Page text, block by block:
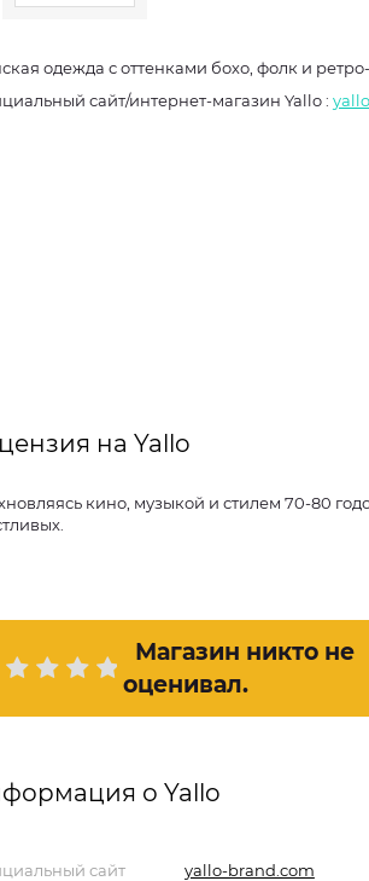
одежда с оттенками бохо, фолк и
Официальный сайт/интернет-магазин Yallo :
на Yallo
кино, музыкой и стилем 70-80
Магазин никто не
оценивал.
о Yallo
сайт
yallo-brand.com